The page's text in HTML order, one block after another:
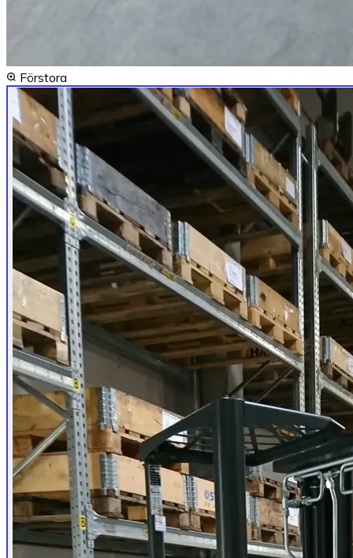
Förstora